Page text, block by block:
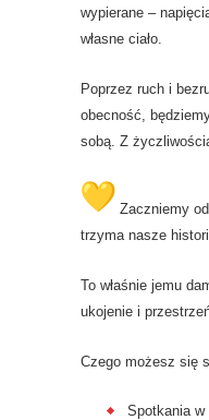
wypierane –
własne ciało.
Poprzez ruch i
obecność,
sobą. Z
Zaczniemy
trzyma nasze
To właśnie jemu
ukojenie i
Czego możesz się
Spotkania